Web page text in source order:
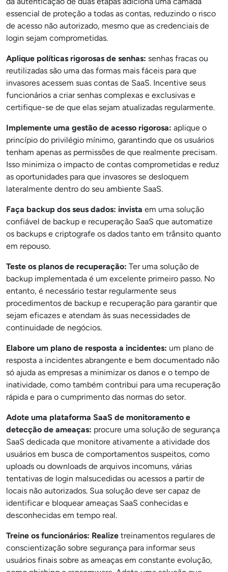
essencial de proteção a todas as contas, reduzindo o risco
de acesso não autorizado, mesmo que as credenciais de
login sejam comprometidas.
Aplique políticas rigorosas de senhas: senhas fracas ou
reutilizadas são uma das formas mais fáceis para que
invasores acessem suas contas de SaaS. Incentive seus
funcionários a criar senhas complexas e exclusivas e
certifique-se de que elas sejam atualizadas regularmente.
Implemente uma gestão de acesso rigorosa: aplique o
princípio do privilégio mínimo, garantindo que os usuários
tenham apenas as permissões de que realmente precisam.
Isso minimiza o impacto de contas comprometidas e reduz
as oportunidades para que invasores se desloquem
lateralmente dentro do seu ambiente SaaS.
Faça backup dos seus dados: invista em uma solução
confiável de backup e recuperação SaaS que automatize
os backups e criptografe os dados tanto em trânsito quanto
em repouso.
Teste os planos de recuperação: Ter uma solução de
backup implementada é um excelente primeiro passo. No
entanto, é necessário testar regularmente seus
procedimentos de backup e recuperação para garantir que
sejam eficazes e atendam às suas necessidades de
continuidade de negócios.
Elabore um plano de resposta a incidentes: um plano de
resposta a incidentes abrangente e bem documentado não
só ajuda as empresas a minimizar os danos e o tempo de
inatividade, como também contribui para uma recuperação
rápida e para o cumprimento das normas do setor.
Adote uma plataforma SaaS de monitoramento e
detecção de ameaças: procure uma solução de segurança
SaaS dedicada que monitore ativamente a atividade dos
usuários em busca de comportamentos suspeitos, como
uploads ou downloads de arquivos incomuns, várias
tentativas de login malsucedidas ou acessos a partir de
locais não autorizados. Sua solução deve ser capaz de
identificar e bloquear ameaças SaaS conhecidas e
desconhecidas em tempo real.
Treine os funcionários: Realize treinamentos regulares de
conscientização sobre segurança para informar seus
usuários finais sobre as ameaças em constante evolução,